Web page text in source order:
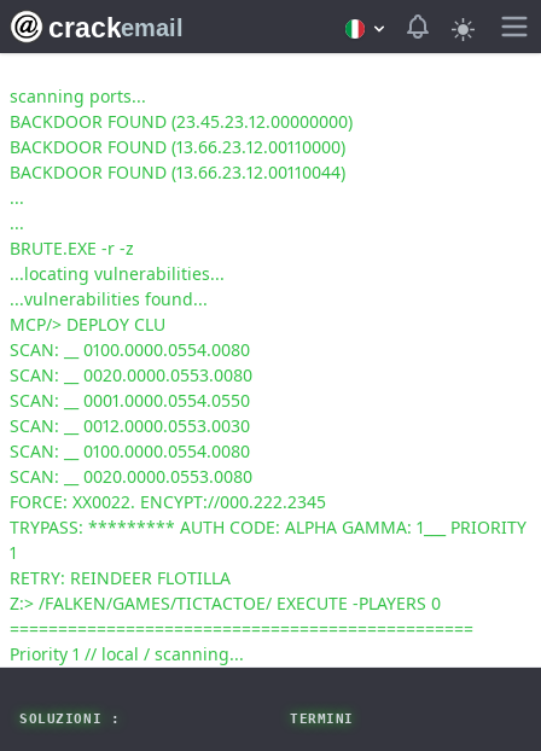
crackemail View
scanning ports...
BACKDOOR FOUND (23.45.23.12.00000000)
BACKDOOR FOUND (13.66.23.12.00110000)
BACKDOOR FOUND (13.66.23.12.00110044)
...
...
BRUTE.EXE -r -z
...locating vulnerabilities...
...vulnerabilities found...
MCP/> DEPLOY CLU
SCAN: __ 0100.0000.0554.0080
SCAN: __ 0020.0000.0553.0080
SCAN: __ 0001.0000.0554.0550
SCAN: __ 0012.0000.0553.0030
SCAN: __ 0100.0000.0554.0080
SCAN: __ 0020.0000.0553.0080
FORCE: XX0022. ENCYPT://000.222.2345
TRYPASS: ********* AUTH CODE: ALPHA GAMMA: 1___ PRIORITY
1
RETRY: REINDEER FLOTILLA
Z:> /FALKEN/GAMES/TICTACTOE/ EXECUTE -PLAYERS 0
================================================
Priority 1 // local / scanning...
SOLUZIONI : TERMINI